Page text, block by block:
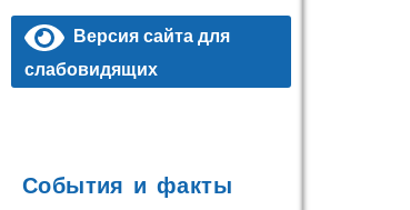
Версия сайта для
слабовидящих
События и факты